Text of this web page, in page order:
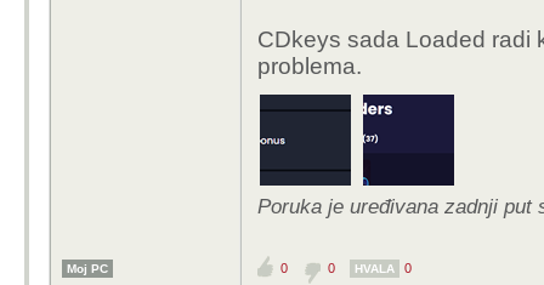
CDkeys sada Loaded radi
problema.
Poruka je uređivana zadnji put
Moj PC 0 0 HVALA 0